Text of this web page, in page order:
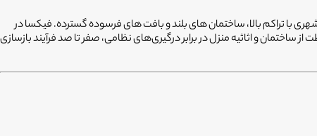
با تراکم بالا، ساختمان های بلند و بافت های فرسوده گسترده. فیکسا در
و اثاثیه منزل در برابر درگیری‌های نظامی، صفر تا صد فرآیند بازسازی